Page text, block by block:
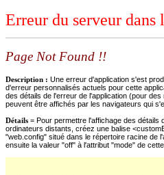
Erreur du serveur
Page Not Found !!
Description : Une erreur d'application s'est
d'erreur personnalisés actuels pour cette
des détails de l'erreur de l'application (pour
peuvent être affichés par les navigateurs qui
Détails = Pour permettre l'affichage des détails
ordinateurs distants, créez une balise
"web.config" situé dans le répertoire racine de
ensuite la valeur "off" à l'attribut "mode" de